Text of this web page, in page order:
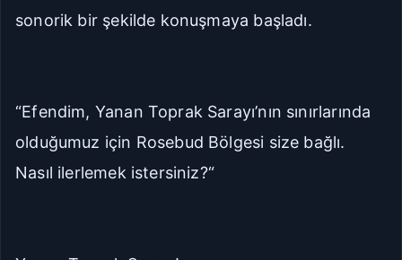
sonorik bir şekilde konuşmaya başladı.
“Efendim, Yanan Toprak Sarayı’nın sınırlarında
olduğumuz için Rosebud Bölgesi size bağlı.
Nasıl ilerlemek istersiniz?“